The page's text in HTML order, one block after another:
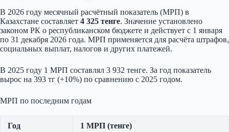
В 2026 году месячный расчётный показатель (МРП) в
Казахстане составляет 4 325 тенге. Значение установлено
законом РК о республиканском бюджете и действует с 1 января
по 31 декабря 2026 года. МРП применяется для расчёта штрафов,
социальных выплат, налогов и других платежей.
В 2025 году 1 МРП составлял 3 932 тенге. За год показатель
вырос на 393 тг (+10%) по сравнению с 2025 годом.
МРП по последним годам
Год 1 МРП (тенге)